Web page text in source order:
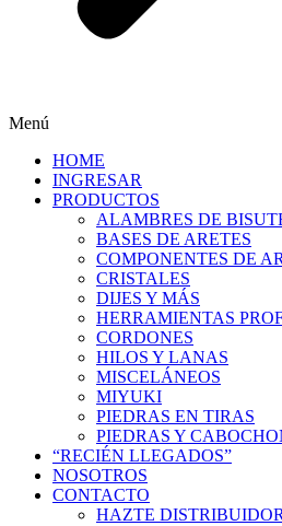
Menú
HOME
INGRESAR
PRODUCTOS
ALAMBRES DE
BASES DE ARETES
COMPONENTES DE
CRISTALES
DIJES Y MÁS
HERRAMIENTAS
CORDONES
HILOS Y LANAS
MISCELÁNEOS
MIYUKI
PIEDRAS EN TIRAS
PIEDRAS Y
“RECIÉN LLEGADOS”
NOSOTROS
CONTACTO
HAZTE